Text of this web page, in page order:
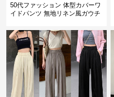
50代ファッション 体型カバーワ
イドパンツ 無地リネン風ガウチ